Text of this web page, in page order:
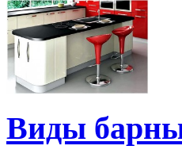
Виды